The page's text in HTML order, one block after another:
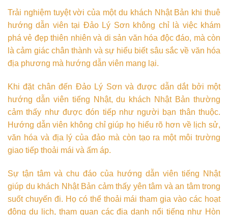
Trải nghiệm tuyệt vời của một du khách Nhật Bản khi thuê
hướng dẫn viên tại Đảo Lý Sơn không chỉ là việc khám
phá vẻ đẹp thiên nhiên và di sản văn hóa độc đáo, mà còn
là cảm giác chân thành và sự hiểu biết sâu sắc về văn hóa
địa phương mà hướng dẫn viên mang lại.
Khi đặt chân đến Đảo Lý Sơn và được dẫn dắt bởi một
hướng dẫn viên tiếng Nhật, du khách Nhật Bản thường
cảm thấy như được đón tiếp như người bạn thân thuộc.
Hướng dẫn viên không chỉ giúp họ hiểu rõ hơn về lịch sử,
văn hóa và địa lý của đảo mà còn tạo ra một môi trường
giao tiếp thoải mái và ấm áp.
Sự tận tâm và chu đáo của hướng dẫn viên tiếng Nhật
giúp du khách Nhật Bản cảm thấy yên tâm và an tâm trong
suốt chuyến đi. Họ có thể thoải mái tham gia vào các hoạt
động du lịch, tham quan các địa danh nổi tiếng như Hòn